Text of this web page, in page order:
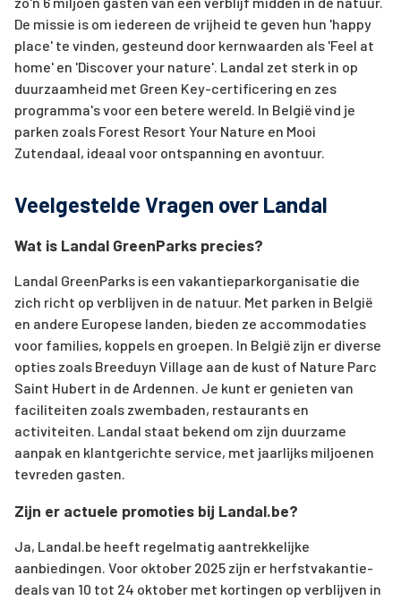
De missie is om iedereen de vrijheid te geven hun 'happy
place' te vinden, gesteund door kernwaarden als 'Feel at
home' en 'Discover your nature'. Landal zet sterk in op
duurzaamheid met Green Key-certificering en zes
programma's voor een betere wereld. In België vind je
parken zoals Forest Resort Your Nature en Mooi
Zutendaal, ideaal voor ontspanning en avontuur.
Veelgestelde Vragen over Landal
Wat is Landal GreenParks precies?
Landal GreenParks is een vakantieparkorganisatie die
zich richt op verblijven in de natuur. Met parken in België
en andere Europese landen, bieden ze accommodaties
voor families, koppels en groepen. In België zijn er diverse
opties zoals Breeduyn Village aan de kust of Nature Parc
Saint Hubert in de Ardennen. Je kunt er genieten van
faciliteiten zoals zwembaden, restaurants en
activiteiten. Landal staat bekend om zijn duurzame
aanpak en klantgerichte service, met jaarlijks miljoenen
tevreden gasten.
Zijn er actuele promoties bij Landal.be?
Ja, Landal.be heeft regelmatig aantrekkelijke
aanbiedingen. Voor oktober 2025 zijn er herfstvakantie-
deals van 10 tot 24 oktober met kortingen op verblijven in